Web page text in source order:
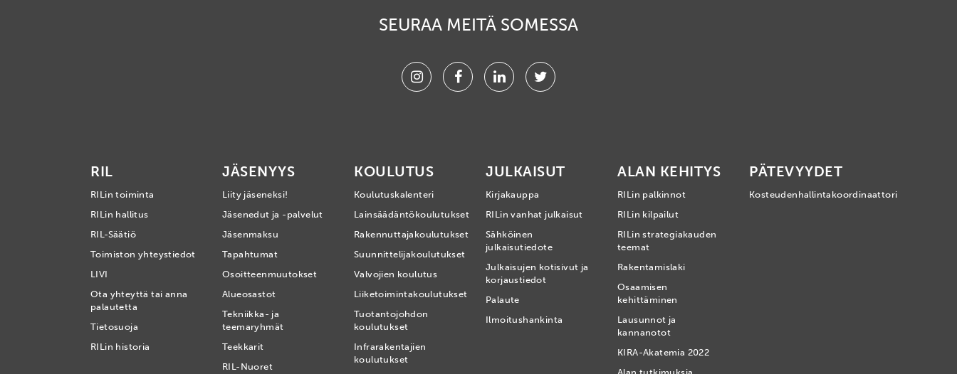
SEURAA MEITÄ SOMESSA
InstagramFacebookLinkedinTwitter
RIL
RILin toiminta
RILin hallitus
RIL-Säätiö
Toimiston yhteystiedot
LIVI
Ota yhteyttä tai anna
palautetta
Tietosuoja
RILin historia
JÄSENYYS
Liity jäseneksi!
Jäsenedut ja -palvelut
Jäsenmaksu
Tapahtumat
Osoitteenmuutokset
Alueosastot
Tekniikka- ja
teemaryhmät
Teekkarit
RIL-Nuoret
KOULUTUS
Koulutuskalenteri
Lainsäädäntökoulutukset
Rakennuttajakoulutukset
Suunnittelijakoulutukset
Valvojien koulutus
Liiketoimintakoulutukset
Tuotantojohdon
koulutukset
Infrarakentajien
koulutukset
JULKAISUT
Kirjakauppa
RILin vanhat julkaisut
Sähköinen
julkaisutiedote
Julkaisujen kotisivut ja
korjaustiedot
Palaute
Ilmoitushankinta
ALAN KEHITYS
RILin palkinnot
RILin kilpailut
RILin strategiakauden
teemat
Rakentamislaki
Osaamisen
kehittäminen
Lausunnot ja
kannanotot
KIRA-Akatemia 2022
PÄTEVYYDET
Kosteudenhallintakoordinaattori